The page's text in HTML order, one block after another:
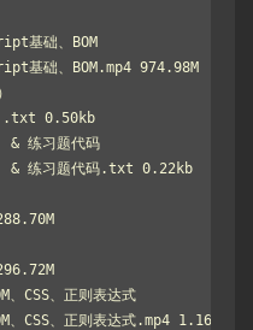
基础、BOM
基础、BOM.mp4 974.98M
.txt 0.50kb
& 练习题代码
& 练习题代码.txt 0.22kb
、CSS、正则表达式
、CSS、正则表达式.mp4 1.16G